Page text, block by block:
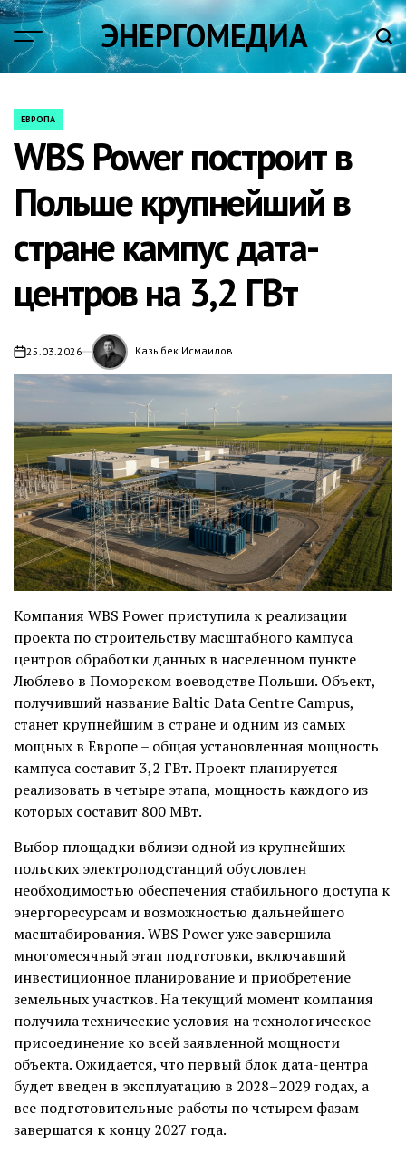
Skip
content
ЭНЕРГОМЕДИА
POSTED
ЕВРОПА
WBS Power построит в
Польше крупнейший в
стране кампус дата-
центров на 3,2 ГВт
on25.03.2026 Казыбек Исмаилов
Компания WBS Power приступила к реализации
проекта по строительству масштабного кампуса
центров обработки данных в населенном пункте
Люблево в Поморском воеводстве Польши. Объект,
получивший название Baltic Data Centre Campus,
станет крупнейшим в стране и одним из самых
мощных в Европе – общая установленная мощность
кампуса составит 3,2 ГВт. Проект планируется
реализовать в четыре этапа, мощность каждого из
которых составит 800 МВт.
Выбор площадки вблизи одной из крупнейших
польских электроподстанций обусловлен
необходимостью обеспечения стабильного доступа к
энергоресурсам и возможностью дальнейшего
масштабирования. WBS Power уже завершила
многомесячный этап подготовки, включавший
инвестиционное планирование и приобретение
земельных участков. На текущий момент компания
получила технические условия на технологическое
присоединение ко всей заявленной мощности
объекта. Ожидается, что первый блок дата-центра
будет введен в эксплуатацию в 2028–2029 годах, а
все подготовительные работы по четырем фазам
завершатся к концу 2027 года.